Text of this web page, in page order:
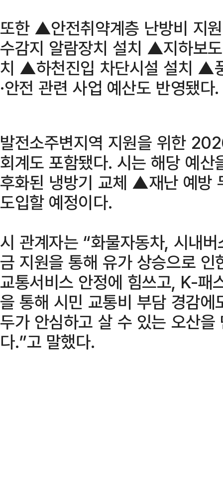
또한 ▲안전취약계층 난방비 지
수감지 알람장치 설치 ▲지하보
치 ▲하천진입 차단시설 설치 ▲
·안전 관련 사업 예산도 반영됐다.
발전소주변지역 지원을 위한
회계도 포함됐다. 시는 해당 예
후화된 냉방기 교체 ▲재난 예방
도입할 예정이다.
시 관계자는 “화물자동차, 시내
금 지원을 통해 유가 상승으로
교통서비스 안정에 힘쓰고, K-패
을 통해 시민 교통비 부담 경감
두가 안심하고 살 수 있는 오산
다.”고 말했다.